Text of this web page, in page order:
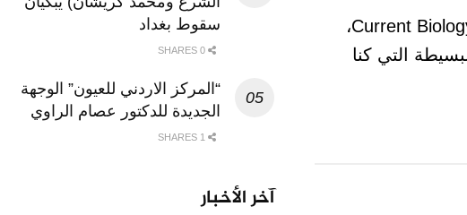
وقدمت دراسة علمية جديدة تفسيرًا مقنعًا لهذا اللغز. فالدراسة، التي نُشرت في مجلة Current Biology،
التي كنا
سقوط بغداد
“المركز الاردني للعيون” الوجهة
الجديدة للدكتور عصام الراوي
آخر الأخبار